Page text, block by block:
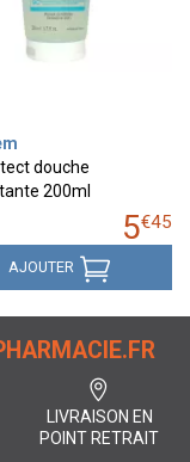
douche
200ml
5€45
AJOUTER
LIVRAISON EN
POINT RETRAIT